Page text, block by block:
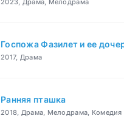
2023, Драма, Мелодрама
Госпожа Фазилет и ее
2017, Драма
Ранняя пташка
2018, Драма, Мелодрама, Комедия